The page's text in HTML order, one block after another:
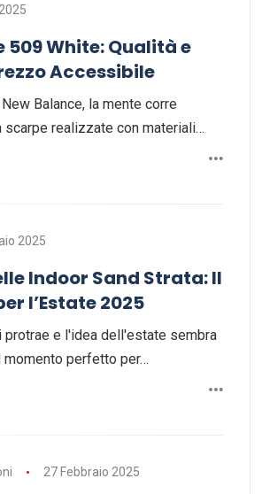
509 White: Qualità e
Accessibile
Balance, la mente corre
scarpe realizzate con materiali…
2025
Indoor Sand Strata: Il
l’Estate 2025
protrae e l'idea dell'estate sembra
momento perfetto per…
27 Febbraio 2025